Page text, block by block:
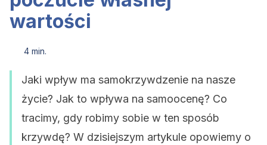
wartości
4 min.
Jaki wpływ ma samokrzywdzenie na nasze
życie? Jak to wpływa na samoocenę? Co
tracimy, gdy robimy sobie w ten sposób
krzywdę? W dzisiejszym artykule opowiemy o